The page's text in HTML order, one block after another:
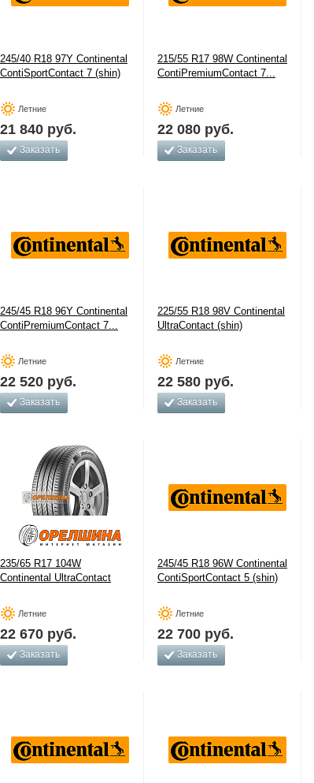
245/40 R18 97Y Continental
ContiSportContact 7 (shin)
Летние
21 840 руб.
Заказать
215/55 R17 98W Continental
ContiPremiumContact 7...
Летние
22 080 руб.
Заказать
245/45 R18 96Y Continental
ContiPremiumContact 7...
Летние
22 520 руб.
Заказать
225/55 R18 98V Continental
UltraContact (shin)
Летние
22 580 руб.
Заказать
235/65 R17 104W
Continental UltraContact
Летние
22 670 руб.
Заказать
245/45 R18 96W Continental
ContiSportContact 5 (shin)
Летние
22 700 руб.
Заказать